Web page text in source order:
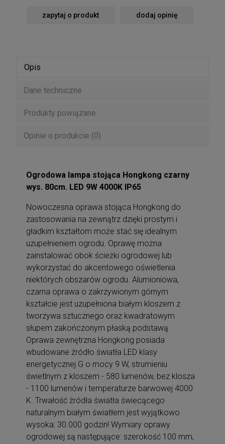
zapytaj o produkt dodaj opinię
Opis
Dane techniczne
Produkty powiązane
Opinie o produkcie (0)
Ogrodowa lampa stojąca Hongkong czarny
wys. 80cm. LED 9W 4000K IP65
Nowoczesna oprawa stojąca Hongkong do
zastosowania na zewnątrz dzięki prostym i
gładkim kształtom może stać się idealnym
uzupełnieniem ogrodu. Oprawę można
zainstalować obok ścieżki ogrodowej lub
wykorzystać do akcentowego oświetlenia
niektórych obszarów ogrodu. Alumioniowa,
czarna oprawa o zakrzywionym górnym
kształcie jest uzupełniona białym kloszem z
tworzywa sztucznego oraz kwadratowym
słupem zakończonym płaską podstawą.
Oprawa zewnętrzna Hongkong posiada
wbudowane źródło światła LED klasy
energetycznej G o mocy 9 W, strumieniu
świetlnym z kloszem - 580 lumenów, bez klosza
- 1100 lumenów i temperaturze barwowej 4000
K. Trwałość źródła światła świecącego
naturalnym białym światłem jest wyjątkowo
wysoka: 30.000 godzin! Wymiary oprawy
ogrodowej są następujące: szerokość 100 mm,